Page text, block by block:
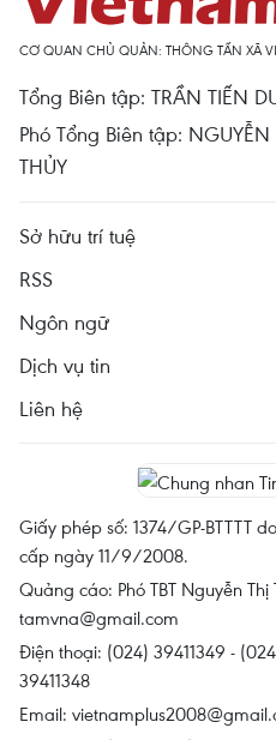
CƠ QUAN CHỦ QUẢN: THÔNG TẤN XÃ
Tổng Biên tập: TRẦN TIẾN
Phó Tổng Biên tập:
THỦY
Sở hữu trí tuệ
RSS
Ngôn ngữ
Dịch vụ tin
Liên hệ
Giấy phép số: 1374/GP-BTTTT
cấp ngày 11/9/2008.
Quảng cáo: Phó TBT Nguyễn
tamvna@gmail.com
Điện thoại: (024) 39411349 -
39411348
Email: